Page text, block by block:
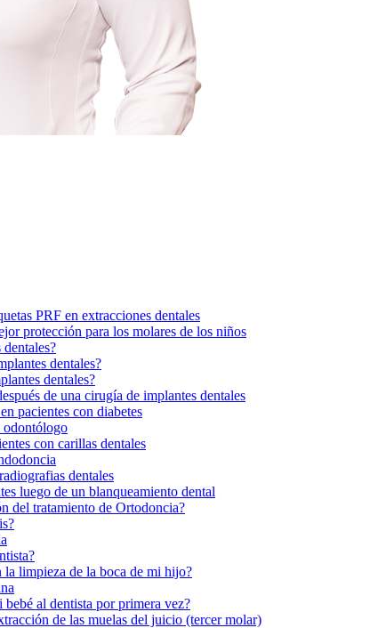
PRF en extracciones dentales
protección para los molares de los niños
dentales?
dentales?
de una cirugía de implantes dentales
pacientes con diabetes
odontólogo
con carillas dentales
dentales
luego de un blanqueamiento dental
del tratamiento de Ortodoncia?
la limpieza de la boca de mi hijo?
al dentista por primera vez?
de las muelas del juicio (tercer molar)